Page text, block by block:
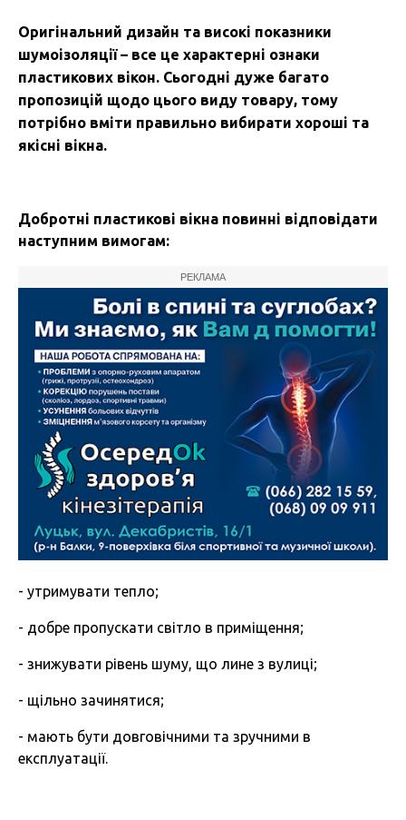
Оригінальний дизайн та високі показники
шумоізоляції – все це характерні ознаки
пластикових вікон. Сьогодні дуже багато
пропозицій щодо цього виду товару, тому
потрібно вміти правильно вибирати хороші та
якісні вікна.
Добротні пластикові вікна повинні відповідати
наступним вимогам:
РЕКЛАМА
- утримувати тепло;
- добре пропускати світло в приміщення;
- знижувати рівень шуму, що лине з вулиці;
- щільно зачинятися;
- мають бути довговічними та зручними в
експлуатації.